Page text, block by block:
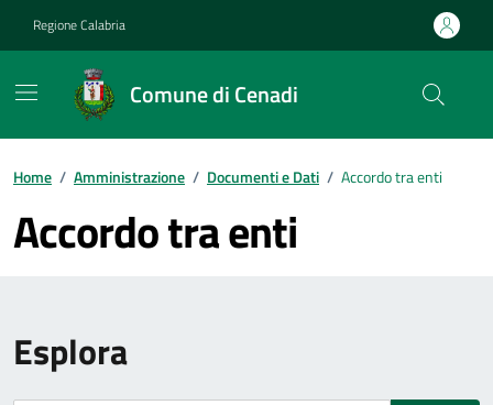
Regione Calabria
Comune di Cenadi
Home / Amministrazione / Documenti e Dati / Accordo tra enti
Accordo tra enti
Esplora